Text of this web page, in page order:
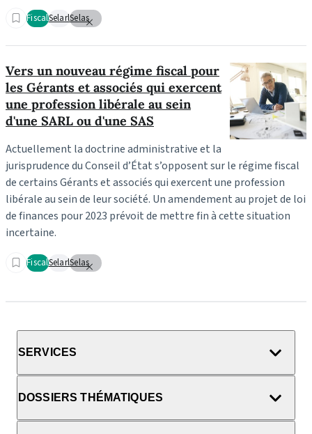
FiscalSelarlSelas
Vers un nouveau régime fiscal pour
les Gérants et associés qui exercent
une profession libérale au sein
d'une SARL ou d'une SAS
Actuellement la doctrine administrative et la
jurisprudence du Conseil d’État s’opposent sur le régime fiscal
de certains Gérants et associés qui exercent une profession
libérale au sein de leur société. Un amendement au projet de loi
de finances pour 2023 prévoit de mettre fin à cette situation
incertaine.
FiscalSelarlSelas
SERVICES
DOSSIERS THÉMATIQUES